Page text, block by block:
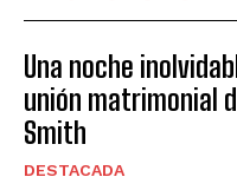
Una noche
unión matrimonial
Smith
DESTACADA